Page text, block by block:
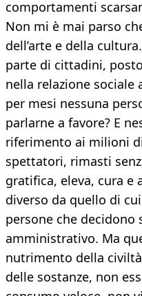
comportamenti
Non mi è mai parso
dell’arte e della
parte di cittadini,
nella relazione sociale
per mesi nessuna
parlarne a favore? E
riferimento ai milioni
spettatori, rimasti
gratifica, eleva, cura e
diverso da quello di
persone che
amministrativo. Ma
nutrimento della
delle sostanze, non